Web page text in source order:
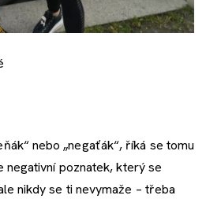
nebo „negaťák“, říká se tomu
negativní poznatek, který se
nikdy se ti nevymaže – třeba